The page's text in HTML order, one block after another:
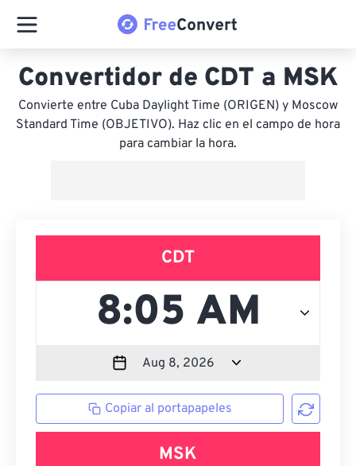
Convertidor de CDT a MSK
Convierte entre Cuba Daylight Time (ORIGEN) y Moscow
Standard Time (OBJETIVO). Haz clic en el campo de hora
para cambiar la hora.
CDT
Copiar al portapapeles
MSK